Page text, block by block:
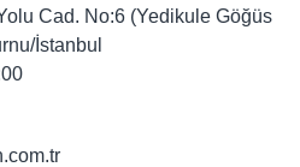
Cad. No:6 (Yedikule Göğüs
İstanbul